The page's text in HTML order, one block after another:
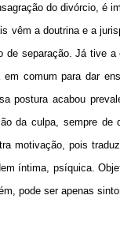
do divórcio, é
vêm a doutrina e a
de separação. Já tive
comum para dar
postura acabou
da culpa, sempre
motivação, pois
íntima, psíquica.
pode ser apenas